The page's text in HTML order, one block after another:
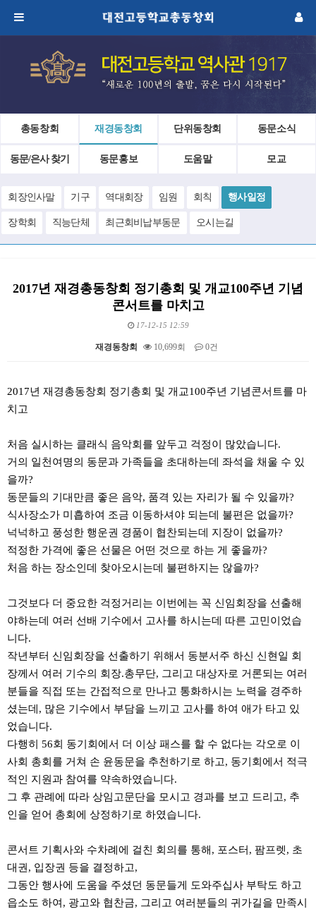
총동창회 재경동창회 단위동창회 동문소식
동문/은사 찾기 동문홍보 도움말 모교
회장인사말 기구 역대회장 임원 회칙 행사일정
장학회 직능단체 최근회비납부동문 오시는길
2017년 재경총동창회 정기총회 및 개교100주년 기념
콘서트를 마치고
17-12-15 12:59
재경동창회 10,699회 0건
2017년 재경총동창회 정기총회 및 개교100주년 기념콘서트를 마
치고
처음 실시하는 클래식 음악회를 앞두고 걱정이 많았습니다.
거의 일천여명의 동문과 가족들을 초대하는데 좌석을 채울 수 있
을까?
동문들의 기대만큼 좋은 음악, 품격 있는 자리가 될 수 있을까?
식사장소가 미흡하여 조금 이동하셔야 되는데 불편은 없을까?
넉넉하고 풍성한 행운권 경품이 협찬되는데 지장이 없을까?
적정한 가격에 좋은 선물은 어떤 것으로 하는 게 좋을까?
처음 하는 장소인데 찾아오시는데 불편하지는 않을까?
그것보다 더 중요한 걱정거리는 이번에는 꼭 신임회장을 선출해
야하는데 여러 선배 기수에서 고사를 하시는데 따른 고민이었습
니다.
작년부터 신임회장을 선출하기 위해서 동분서주 하신 신현일 회
장께서 여러 기수의 회장.총무단, 그리고 대상자로 거론되는 여러
분들을 직접 또는 간접적으로 만나고 통화하시는 노력을 경주하
셨는데, 많은 기수에서 부담을 느끼고 고사를 하여 애가 타고 있
었습니다.
다행히 56회 동기회에서 더 이상 패스를 할 수 없다는 각오로 이
사회 총회를 거쳐 손 윤동문을 추천하기로 하고, 동기회에서 적극
적인 지원과 참여를 약속하였습니다.
그 후 관례에 따라 상임고문단을 모시고 경과를 보고 드리고, 추
인을 얻어 총회에 상정하기로 하였습니다.
콘서트 기획사와 수차례에 걸친 회의를 통해, 포스터, 팜프렛, 초
대권, 입장권 등을 결정하고,
그동안 행사에 도움을 주셨던 동문들게 도와주십사 부탁도 하고
읍소도 하여, 광고와 협찬금, 그리고 여러분들의 귀가길을 만족시